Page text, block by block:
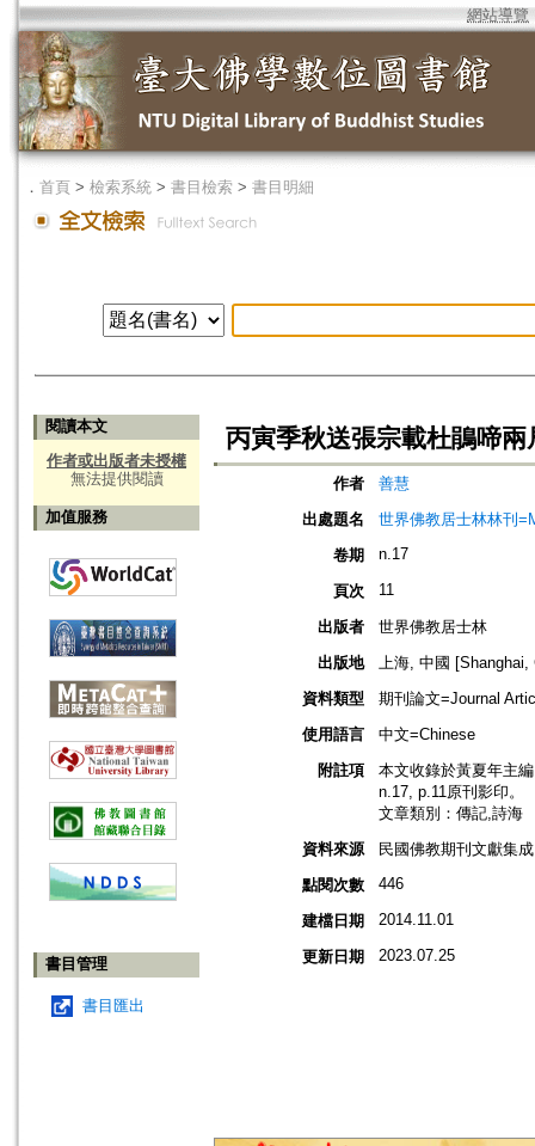
網站導覽
． 首頁 > 檢索系統 > 書目檢索 > 書目明細
閱讀本文
作者或出版者未授權
無法提供閱讀
加值服務
書目管理
書目匯出
丙寅季秋送張宗載杜鵑啼兩
作者
善慧
出處題名
世界佛教居士林林刊
卷期
n.17
頁次 11
出版者
世界佛教居士林
出版地
上海, 中國 [Shanghai,
資料類型
期刊論文=Journal
使用語言
中文=Chinese
附註項
本文收錄於黃夏年主
n.17, p.11原刊影印。
文章類別：傳記,詩海
資料來源
民國佛教期刊文獻集
點閱次數
446
建檔日期 2014.11.01
更新日期 2023.07.25